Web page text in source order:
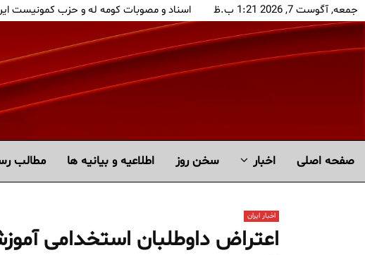
جمعه, آگوست 7, 2026 1:21 ب.ظ اسناد و مصوبات کومه له و حزب کمونیست
صفحه اصلی اخبار سخن روز اطلاعیه و بیانیه ها مطالب
اخبار ایران
اعتراض داوطلبان استخدامی